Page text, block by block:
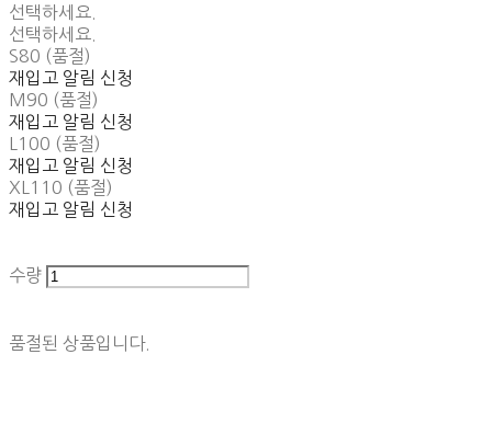
선택하세요.
선택하세요.
S80 (품절)
재입고 알림 신청
M90 (품절)
재입고 알림 신청
L100 (품절)
재입고 알림 신청
XL110 (품절)
재입고 알림 신청
수량
품절된 상품입니다.